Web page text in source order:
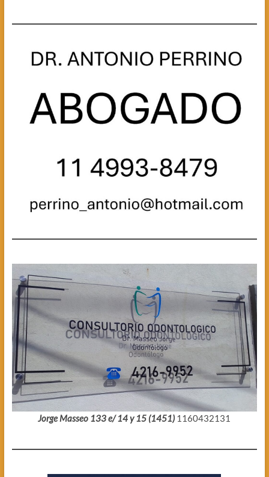
Jorge Masseo 133 e/ 14 y 15 (1451) 1160432131